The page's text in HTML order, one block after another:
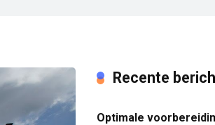
Recente
Optimale